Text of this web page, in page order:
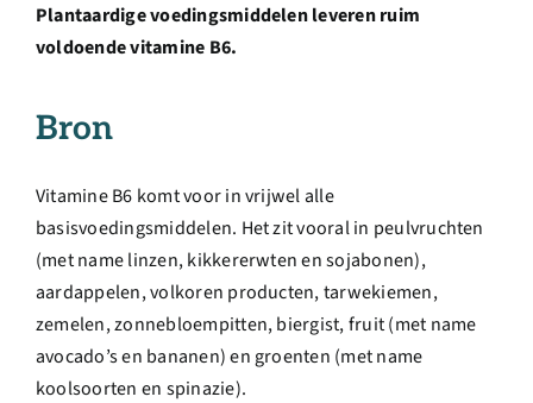
Doe ook mee
Ondernemer
Contact
Plantaardige voedingsmiddelen leveren ruim
voldoende vitamine B6.
Bron
Vitamine B6 komt voor in vrijwel alle
basisvoedingsmiddelen. Het zit vooral in peulvruchten
(met name linzen, kikkererwten en sojabonen),
aardappelen, volkoren producten, tarwekiemen,
zemelen, zonnebloempitten, biergist, fruit (met name
avocado’s en bananen) en groenten (met name
koolsoorten en spinazie).